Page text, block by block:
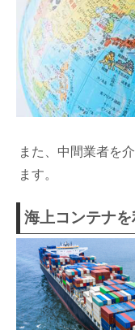
また、中間業者を
ます。
海上コンテナ